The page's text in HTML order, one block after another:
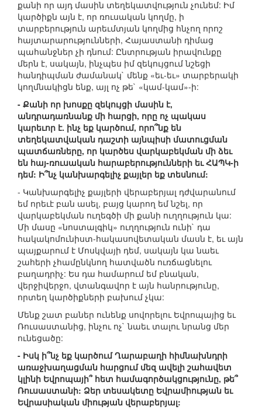
քանի որ այդ մասին տեղեկատվություն չունեմ: Իմ
կարծիքն այն է, որ ռուսական կողմը, ի
տարբերություն արեւմտյան կողմից հնչող որոշ
հայտարարությունների, Հայաստանի դիմաց
պահանջներ չի դնում: Ընտրության իրավունքը
մերն է, սակայն, ինչպես իմ զեկույցում նշեցի
հանդիպման ժամանակ` մենք «եւ-եւ» տարբերակի
կողմնակիցն ենք, այլ ոչ թե` «կամ-կամ»-ի:
- Քանի որ խոսքը զեկույցի մասին է,
անդրադառնանք մի հարցի, որը ոչ պակաս
կարեւոր է. ինչ եք կարծում, որո՞նք են
տեղեկատվական դաշտի այնպիսի մատուցման
պատճառները, որ կարծես վարկաբեկման մի ձեւ
են հայ-ռուսական հարաբերությունների եւ ՀԱՊԿ-ի
դեմ: Ի՞նչ կանխարգելիչ քայլեր եք տեսնում:
- Կանխարգելիչ քայլերի վերաբերյալ դժվարանում
եմ որեւէ բան ասել, բայց կարող եմ նշել, որ
վարկաբեկման ուղեգծի մի քանի ուղղություն կա:
Մի մասը «նոստալգիկ» ուղղություն ունի` դա
հակակոմունիստ-հակասովետական մասն է, եւ այն
պայքարում է Մոսկվայի դեմ, սակայն կա նաեւ
շահերի չհամընկնող հատվածն ուռճացնելու
բաղադրիչ: Ես դա համարում եմ բնական,
վերջիվերջո, վտանգավոր է այն հանրությունը,
որտեղ կարծիքների բախում չկա:
Մենք շատ բաներ ունենք սովորելու Եվրոպայից եւ
Ռուսաստանից, ինչու ոչ` նաեւ տալու նրանց մեր
ունեցածը:
- Իսկ ի՞նչ եք կարծում Ղարաբաղի հիմնախնդրի
առաջխաղացման հարցում մեզ ավելի շահավետ
կլինի Եվրոպայի՞ հետ համագործակցությունը, թե՞
Ռուսաստանի: Ձեր տեսակետը Եվրամիության եւ
Եվրասիական միության վերաբերյալ: